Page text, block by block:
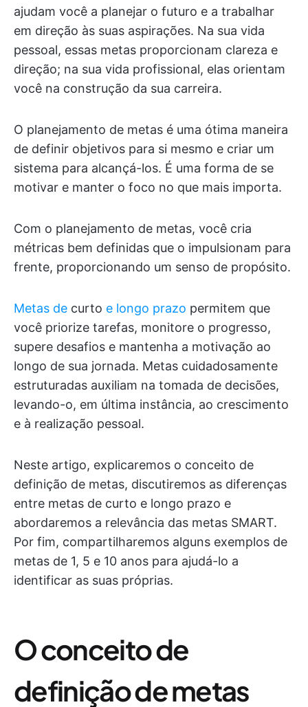
ajudam você a planejar o futuro e a trabalhar
em direção às suas aspirações. Na sua vida
pessoal, essas metas proporcionam clareza e
direção; na sua vida profissional, elas orientam
você na construção da sua carreira.
O planejamento de metas é uma ótima maneira
de definir objetivos para si mesmo e criar um
sistema para alcançá-los. É uma forma de se
motivar e manter o foco no que mais importa.
Com o planejamento de metas, você cria
métricas bem definidas que o impulsionam para
frente, proporcionando um senso de propósito.
Metas de curto e longo prazo permitem que
você priorize tarefas, monitore o progresso,
supere desafios e mantenha a motivação ao
longo de sua jornada. Metas cuidadosamente
estruturadas auxiliam na tomada de decisões,
levando-o, em última instância, ao crescimento
e à realização pessoal.
Neste artigo, explicaremos o conceito de
definição de metas, discutiremos as diferenças
entre metas de curto e longo prazo e
abordaremos a relevância das metas SMART.
Por fim, compartilharemos alguns exemplos de
metas de 1, 5 e 10 anos para ajudá-lo a
identificar as suas próprias.
O conceito de
definição de metas